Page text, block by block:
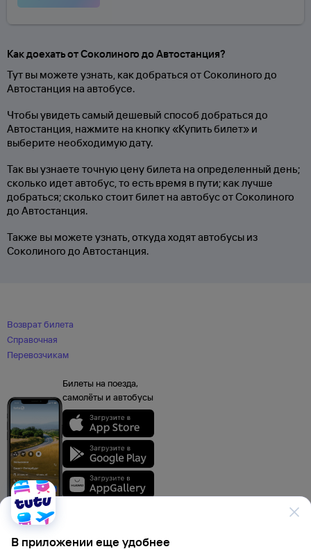
Как доехать от Соколиного до Автостанция?
Тут вы можете узнать, как добраться от Соколиного до
Автостанция на автобусе.
Чтобы увидеть самый дешевый способ добраться до
Автостанция, нажмите на кнопку «Купить билет» и
выберите необходимую дату.
Так вы узнаете точную цену билета на определенный день;
сколько идет автобус, то есть время в пути; как лучше
добраться; сколько стоит билет на автобус от Соколиного
до Автостанция.
Также вы можете узнать, откуда ходят автобусы из
Соколиного до Автостанция.
В приложении еще удобнее
Возврат билета
Справочная
Перевозчикам
Билеты на поезда,
самолёты и автобусы